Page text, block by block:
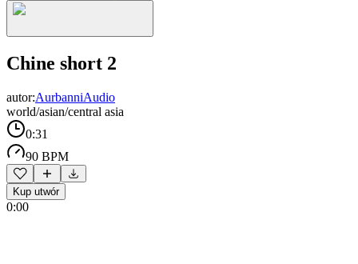
Chine short 2
autor:AurbanniAudio
world/asian/central asia
0:31
90 BPM
Kup utwór
0:00